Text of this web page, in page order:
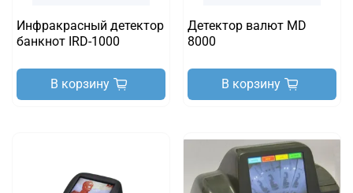
Инфракрасный детектор
банкнот IRD-1000
В корзину
Детектор валют MD
8000
В корзину